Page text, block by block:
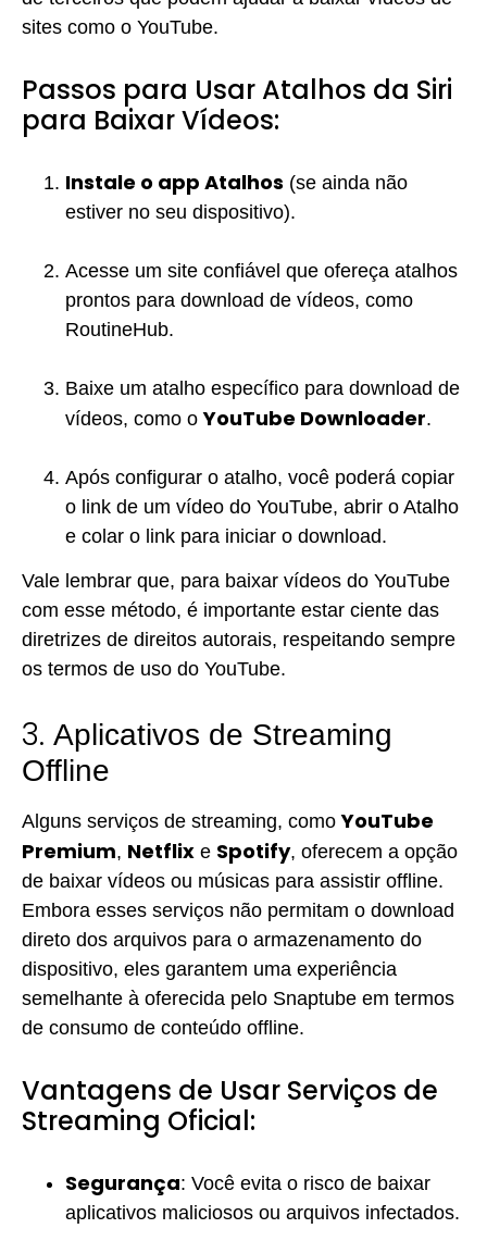
sites como o YouTube.
Passos para Usar Atalhos da Siri
para Baixar Vídeos:
Instale o app Atalhos (se ainda não
estiver no seu dispositivo).
Acesse um site confiável que ofereça atalhos
prontos para download de vídeos, como
RoutineHub.
Baixe um atalho específico para download de
vídeos, como oYouTube Downloader.
Após configurar o atalho, você poderá copiar
o link de um vídeo do YouTube, abrir o Atalho
e colar o link para iniciar o download.
Vale lembrar que, para baixar vídeos do YouTube
com esse método, é importante estar ciente das
diretrizes de direitos autorais, respeitando sempre
os termos de uso do YouTube.
3. Aplicativos de Streaming
Offline
Alguns serviços de streaming, comoYouTube
Premium, Netflix e Spotify, oferecem a opção
de baixar vídeos ou músicas para assistir offline.
Embora esses serviços não permitam o download
direto dos arquivos para o armazenamento do
dispositivo, eles garantem uma experiência
semelhante à oferecida pelo Snaptube em termos
de consumo de conteúdo offline.
Vantagens de Usar Serviços de
Streaming Oficial:
Segurança: Você evita o risco de baixar
aplicativos maliciosos ou arquivos infectados.